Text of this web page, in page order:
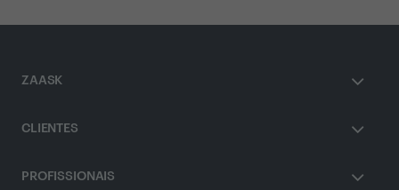
ZAASK
CLIENTES
PROFISSIONAIS